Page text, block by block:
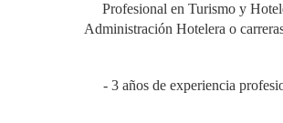
Profesional en Turismo y
Administración Hotelera o
- 3 años de experiencia